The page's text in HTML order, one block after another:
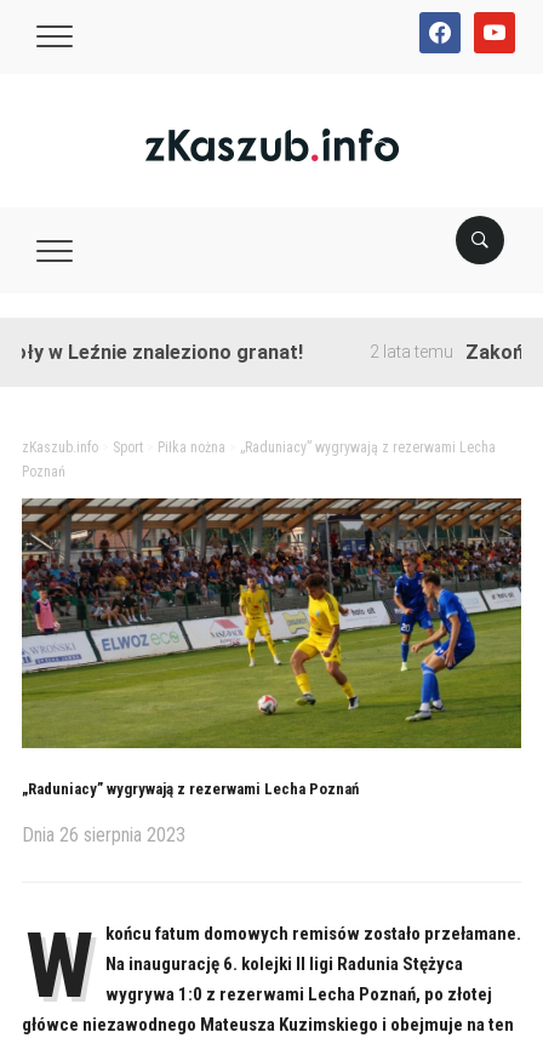
facebookyoutube
Leźnie znaleziono granat! 2 lata temu Zakończono
zKaszub.info> Sport> Piłka nożna
„Raduniacy” wygrywają z rezerwami Lecha
Poznań
„Raduniacy” wygrywają z rezerwami Lecha Poznań
Dnia 26 sierpnia 2023
W
końcu fatum domowych remisów zostało przełamane.
Na inaugurację 6. kolejki II ligi Radunia Stężyca
wygrywa 1:0 z rezerwami Lecha Poznań, po złotej
główce niezawodnego Mateusza Kuzimskiego i obejmuje na ten